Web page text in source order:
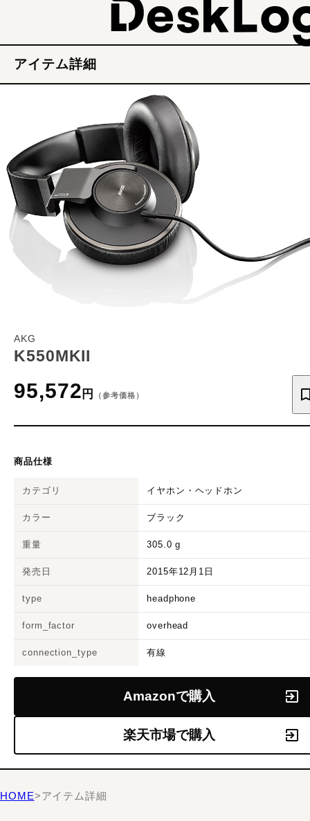
アイテム詳細
AKG
K550MKII
95,572 円 （参考価格）
商品仕様
カテゴリ イヤホン・ヘッドホン
カラー ブラック
重量 305.0 g
発売日 2015年12月1日
type headphone
form_factor overhead
connection_type 有線
Amazonで購入
楽天市場で購入
HOME>アイテム詳細